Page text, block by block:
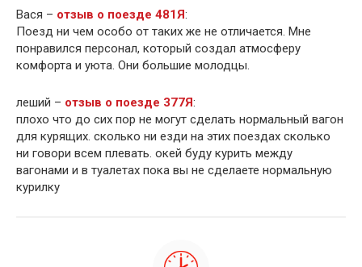
Вася – отзыв о поезде 481Я:
Поезд ни чем особо от таких же не отличается. Мне
понравился персонал, который создал атмосферу
комфорта и уюта. Они большие молодцы.
леший – отзыв о поезде 377Я:
плохо что до сих пор не могут сделать нормальный вагон
для курящих. сколько ни езди на этих поездах сколько
ни говори всем плевать. окей буду курить между
вагонами и в туалетах пока вы не сделаете нормальную
курилку